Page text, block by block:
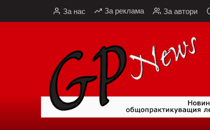
За нас За реклама За автори